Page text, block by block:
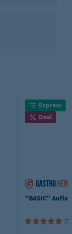
Express
Deal
"BASIC"
(3)